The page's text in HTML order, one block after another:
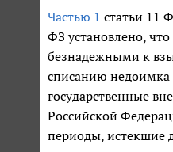
Частью 1 статьи 11
ФЗ установлено,
безнадежными к
списанию недоимка
государственные
Российской
периоды, истекшие